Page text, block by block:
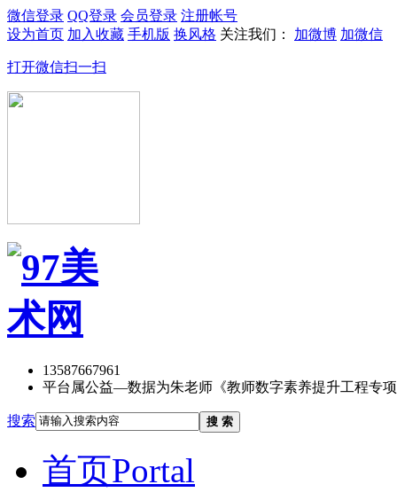
微信登录 QQ登录 会员登录 注册帐号
设为首页 加入收藏 手机版 换风格 关注我们： 加微博 加微信
打开微信扫一扫
13587667961
平台属公益—数据为朱老师《教师数字素养提升工程专
搜索 搜 索
首页Portal